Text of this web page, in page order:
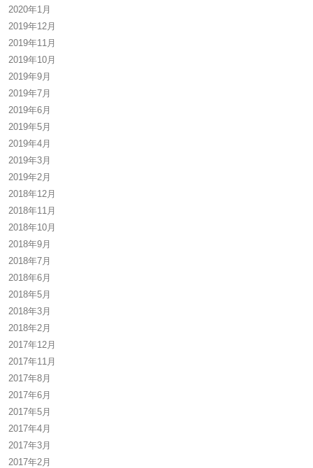
2020年1月
2019年12月
2019年11月
2019年10月
2019年9月
2019年7月
2019年6月
2019年5月
2019年4月
2019年3月
2019年2月
2018年12月
2018年11月
2018年10月
2018年9月
2018年7月
2018年6月
2018年5月
2018年3月
2018年2月
2017年12月
2017年11月
2017年8月
2017年6月
2017年5月
2017年4月
2017年3月
2017年2月